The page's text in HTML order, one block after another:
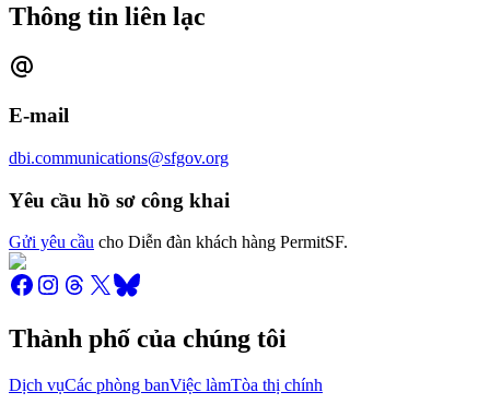
Thông tin liên lạc
E-mail
dbi.communications@sfgov.org
Yêu cầu hồ sơ công khai
Gửi yêu cầu cho Diễn đàn khách hàng PermitSF.
Thành phố của chúng tôi
Dịch vụCác phòng banViệc làmTòa thị chính